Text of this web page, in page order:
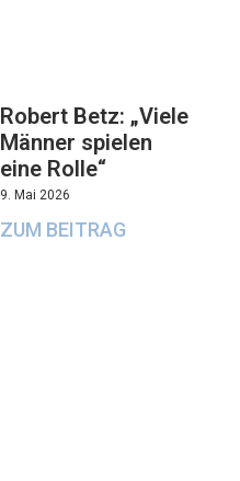
Robert Betz: „Viele
Männer spielen
eine Rolle“
9. Mai 2026
ZUM BEITRAG